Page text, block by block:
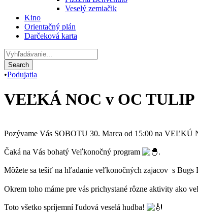
Veselý zemiačik
Kino
Orientačný plán
Darčeková karta
•Podujatia
VEĽKÁ NOC v OC TULIP
Pozývame Vás SOBOTU 30. Marca od 15:00 na VEĽKÚ
Čaká na Vás bohatý Veľkonočný program .
Môžete sa tešiť na hľadanie veľkonočných zajacov s Bugs
Okrem toho máme pre vás prichystané rôzne aktivity ako
Toto všetko spríjemní ľudová veselá hudba!